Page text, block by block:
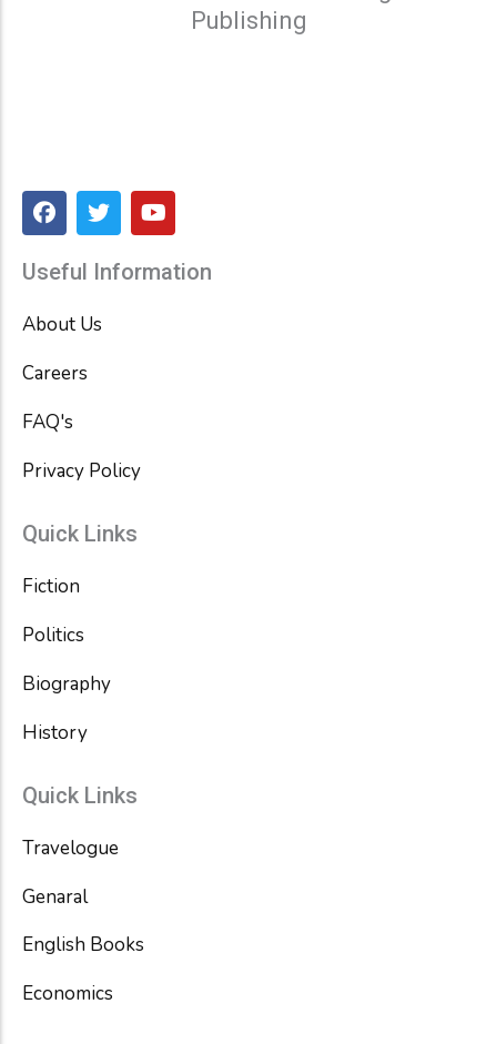
Publishing
F
a
e
o
T
w
t
r
Y
o
t
Useful Information
About Us
Careers
FAQ's
Privacy Policy
Quick Links
Fiction
Politics
Biography
History
Quick Links
Travelogue
Genaral
English Books
Economics